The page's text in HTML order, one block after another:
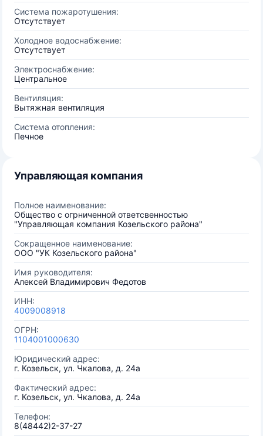
Система пожаротушения:
Отсутствует
Холодное водоснабжение:
Отсутствует
Электроснабжение:
Центральное
Вентиляция:
Вытяжная вентиляция
Система отопления:
Печное
Управляющая компания
Полное наименование:
Общество с огрниченной ответсвенностью
"Управляющая компания Козельского района"
Сокращенное наименование:
ООО "УК Козельского района"
Имя руководителя:
Алексей Владимирович Федотов
ИНН:
4009008918
ОГРН:
1104001000630
Юридический адрес:
г. Козельск, ул. Чкалова, д. 24а
Фактический адрес:
г. Козельск, ул. Чкалова, д. 24а
Телефон:
8(48442)2-37-27